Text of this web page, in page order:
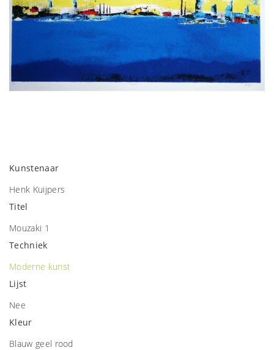
Kunstenaar
Henk Kuijpers
Titel
Mouzaki 1
Techniek
Moderne kunst
Lijst
Nee
Kleur
Blauw geel rood